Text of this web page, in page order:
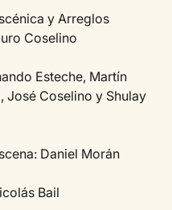
y Arreglos
Coselino
Esteche, Martín
José Coselino y Shulay
Daniel Morán
Bail